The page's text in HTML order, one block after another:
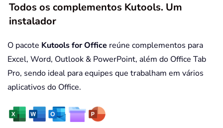
Todos os complementos Kutools. Um
instalador
O pacote Kutools for Office reúne complementos para
Excel, Word, Outlook & PowerPoint, além do Office Tab
Pro, sendo ideal para equipes que trabalham em vários
aplicativos do Office.